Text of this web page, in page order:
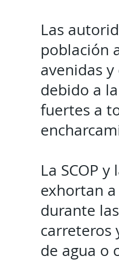
Las
población
avenidas
debido a
fuertes a
La SCOP
exhortan
durante
carreteros
de agua o